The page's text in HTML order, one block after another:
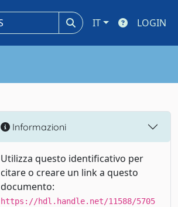
IT LOGIN
Informazioni
Utilizza questo identificativo per
citare o creare un link a questo
documento:
https://hdl.handle.net/11588/5705